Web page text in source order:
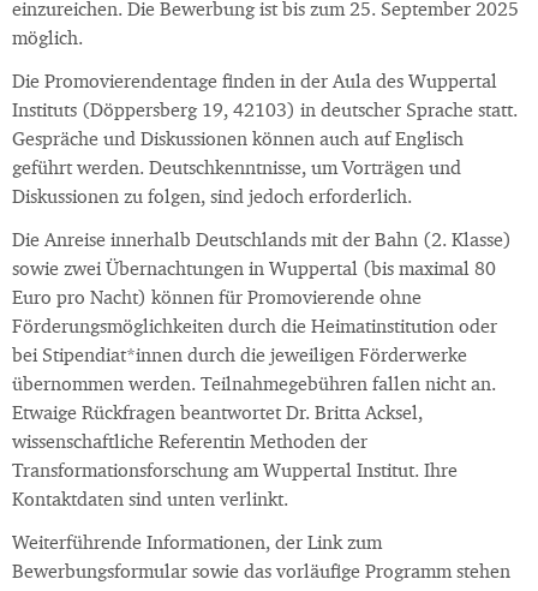
einzureichen. Die Bewerbung ist bis zum 25. September 2025
möglich.
Die Promovierendentage finden in der Aula des Wuppertal
Instituts (Döppersberg 19, 42103) in deutscher Sprache statt.
Gespräche und Diskussionen können auch auf Englisch
geführt werden. Deutschkenntnisse, um Vorträgen und
Diskussionen zu folgen, sind jedoch erforderlich.
Die Anreise innerhalb Deutschlands mit der Bahn (2. Klasse)
sowie zwei Übernachtungen in Wuppertal (bis maximal 80
Euro pro Nacht) können für Promovierende ohne
Förderungsmöglichkeiten durch die Heimatinstitution oder
bei Stipendiat*innen durch die jeweiligen Förderwerke
übernommen werden. Teilnahmegebühren fallen nicht an.
Etwaige Rückfragen beantwortet Dr. Britta Acksel,
wissenschaftliche Referentin Methoden der
Transformationsforschung am Wuppertal Institut. Ihre
Kontaktdaten sind unten verlinkt.
Weiterführende Informationen, der Link zum
Bewerbungsformular sowie das vorläufige Programm stehen